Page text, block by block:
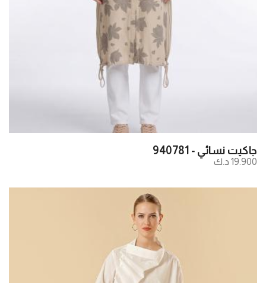
جاكيت نسائي - 940781
19.900 د.ك